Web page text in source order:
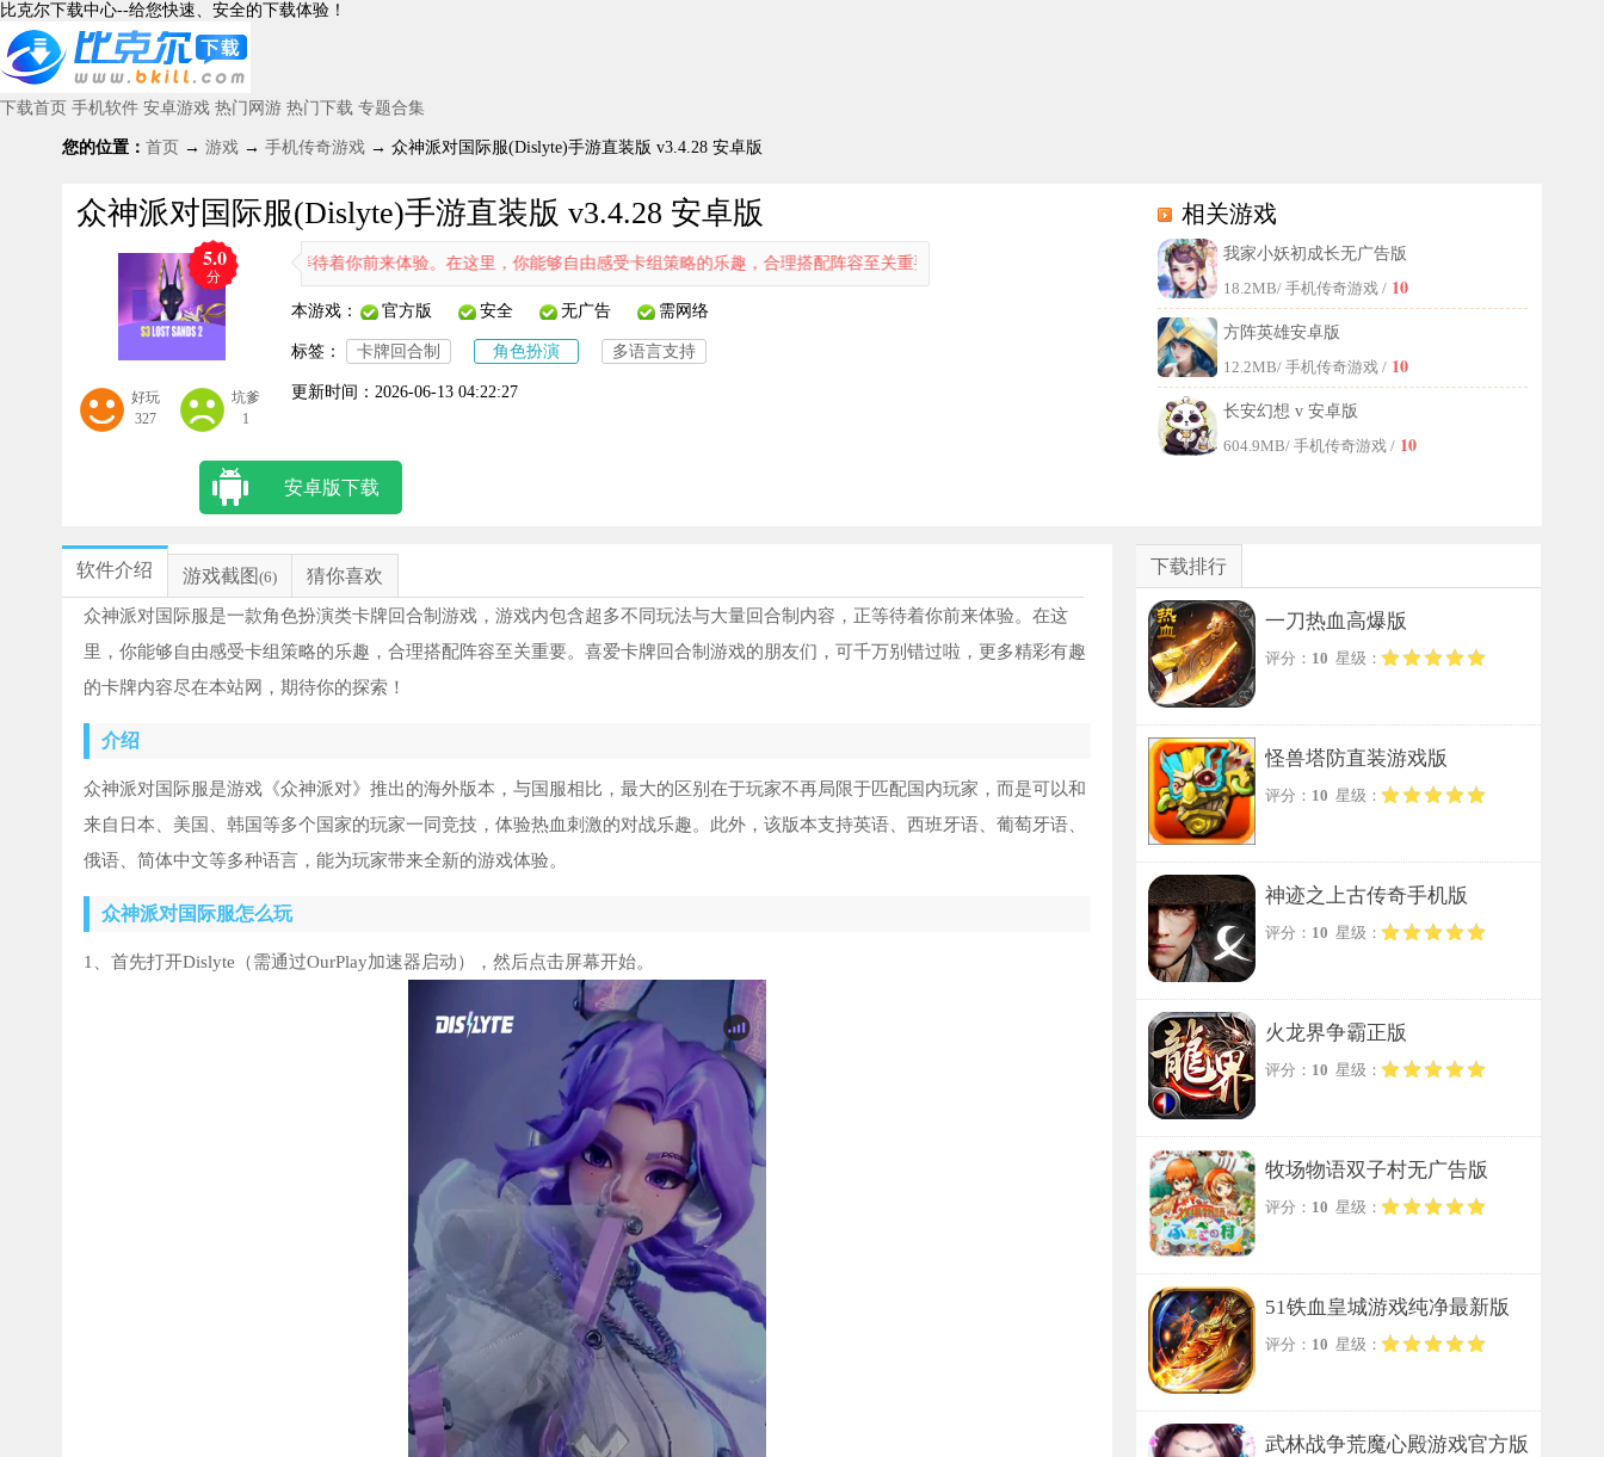
比克尔下载中心--给您快速、安全的下载体验！
下载首页 手机软件 安卓游戏 热门网游 热门下载 专题合集
您的位置： 首页 → 游戏 → 手机传奇游戏 → 众神派对国际服(Dislyte)手游直装版 v3.4.28 安卓版
众神派对国际服(Dislyte)手游直装版 v3.4.28 安卓版
5.0
分
好玩
327
坑爹
1
与大量回合制内容，正等待着你前来体验。在这里，你能够自由感受卡组策略的乐趣，合理搭配阵容至关重要。喜爱卡牌回合制游戏的朋友们，可千万别错过啦，更多精彩有趣的卡牌内容尽在本站网，期待你的探索
本游戏： 官方版 安全 无广告 需网络
标签： 卡牌回合制 角色扮演 多语言支持
更新时间： 2026-06-13 04:22:27
安卓版下载
相关游戏
我家小妖初成长无广告版
18.2MB/ 手机传奇游戏 / 10
方阵英雄安卓版
12.2MB/ 手机传奇游戏 / 10
长安幻想 v 安卓版
604.9MB/ 手机传奇游戏 / 10
软件介绍 游戏截图 (6) 猜你喜欢
众神派对国际服是一款角色扮演类卡牌回合制游戏，游戏内包含超多不同玩法与大量回合制内容，正等待着你前来体验。在这
里，你能够自由感受卡组策略的乐趣，合理搭配阵容至关重要。喜爱卡牌回合制游戏的朋友们，可千万别错过啦，更多精彩有趣
的卡牌内容尽在本站网，期待你的探索！
介绍
众神派对国际服是游戏《众神派对》推出的海外版本，与国服相比，最大的区别在于玩家不再局限于匹配国内玩家，而是可以和
来自日本、美国、韩国等多个国家的玩家一同竞技，体验热血刺激的对战乐趣。此外，该版本支持英语、西班牙语、葡萄牙语、
俄语、简体中文等多种语言，能为玩家带来全新的游戏体验。
众神派对国际服怎么玩
1、首先打开Dislyte（需通过OurPlay加速器启动），然后点击屏幕开始。
下载排行
一刀热血高爆版
评分： 10 星级：
怪兽塔防直装游戏版
评分： 10 星级：
神迹之上古传奇手机版
评分： 10 星级：
火龙界争霸正版
评分： 10 星级：
牧场物语双子村无广告版
评分： 10 星级：
51铁血皇城游戏纯净最新版
评分： 10 星级：
武林战争荒魔心殿游戏官方版